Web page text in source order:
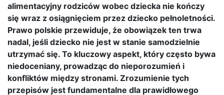
alimentacyjny rodziców wobec dziecka nie kończy
się wraz z osiągnięciem przez dziecko pełnoletności.
Prawo polskie przewiduje, że obowiązek ten trwa
nadal, jeśli dziecko nie jest w stanie samodzielnie
utrzymać się. To kluczowy aspekt, który często bywa
niedoceniany, prowadząc do nieporozumień i
konfliktów między stronami. Zrozumienie tych
przepisów jest fundamentalne dla prawidłowego